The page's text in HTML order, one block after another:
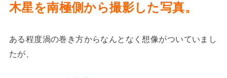
木星を南極側から撮影した写真。
ある程度渦の巻き方からなんとなく想像がついていまし
たが、